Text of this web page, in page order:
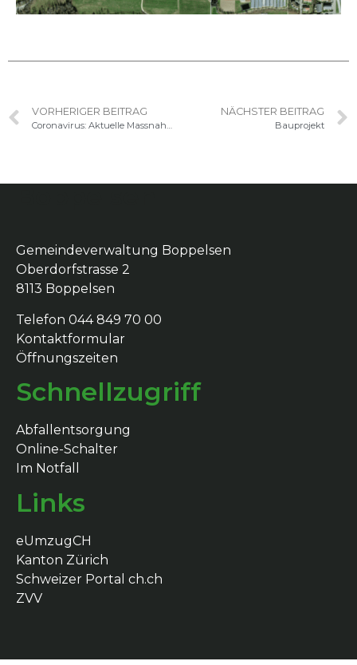
VORHERIGER BEITRAG
Coronavirus: Aktuelle Massnahmen
NÄCHSTER BEITRAG
Bauprojekt
Gemeindeverwaltung Boppelsen
Oberdorfstrasse 2
8113 Boppelsen
Telefon 044 849 70 00
Kontaktformular
Öffnungszeiten
Schnellzugriff
Abfallentsorgung
Online-Schalter
Im Notfall
Links
eUmzugCH
Kanton Zürich
Schweizer Portal ch.ch
ZVV